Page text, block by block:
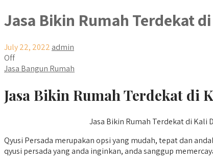
Jasa Bikin Rumah Terdekat
July 22, 2022 admin
Off
Jasa Bangun Rumah
Jasa Bikin Rumah Terdekat di
Jasa Bikin Rumah Terdekat di Kali
Qyusi Persada merupakan opsi yang mudah, tepat dan
qyusi persada yang anda inginkan, anda sanggup